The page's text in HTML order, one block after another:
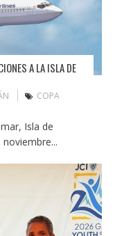
A LA ISLA DE
COPA
Isla de